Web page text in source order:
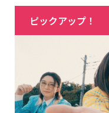
ピックアップ！